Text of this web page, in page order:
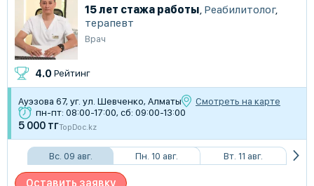
15 лет стажа работы, Реабилитолог,
терапевт
Врач
4.0 Рейтинг
Ауэзова 67, уг. ул. Шевченко, Алматы
Смотреть на карте
пн-пт: 08:00-17:00, сб: 09:00-13:00
5 000 тгTopDoc.kz
Вс. 09 авг. Пн. 10 авг. Вт. 11 авг.
Оставить заявку